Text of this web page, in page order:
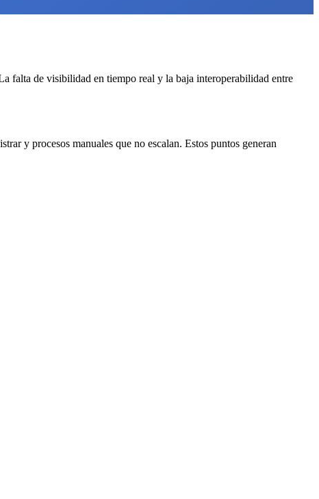
falta de visibilidad en tiempo real y la baja interoperabilidad entre
y procesos manuales que no escalan. Estos puntos generan